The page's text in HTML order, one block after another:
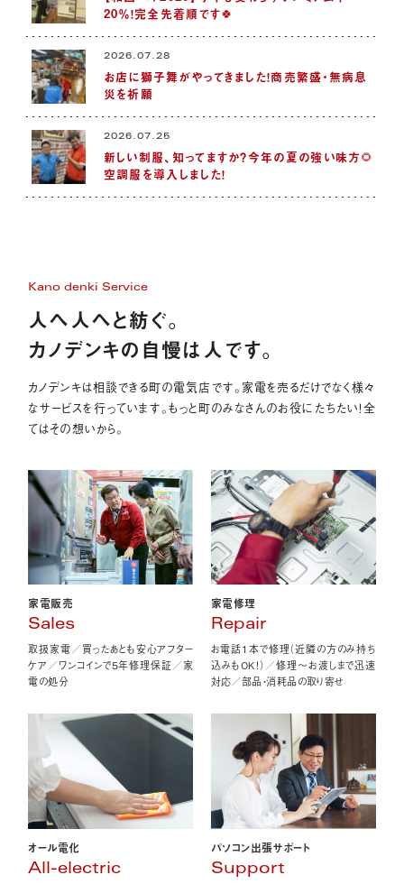
20％！完全先着順です🍀
2026.07.28
お店に獅子舞がやってきました！商売繁盛・無病息
災を祈願
2026.07.25
新しい制服、知ってますか？今年の夏の強い味方🌻
空調服を導入しました！
Kano denki Service
人へ人へと紡ぐ。
カノデンキの自慢は人です。
カノデンキは相談できる町の電気店です。家電を売るだけでなく様々
なサービスを行っています。もっと町のみなさんのお役にたちたい！全
てはその想いから。
家電販売
Sales
取扱家電／買ったあとも安心アフター
ケア／ワンコインで5年修理保証／家
電の処分
家電修理
Repair
お電話1本で修理（近隣の方のみ持ち
込みもOK！）／修理〜お渡しまで迅速
対応／部品・消耗品の取り寄せ
オール電化
All-electric
パソコン出張サポート
Support